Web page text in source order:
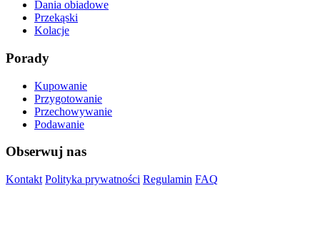
Dania obiadowe
Przekąski
Kolacje
Porady
Kupowanie
Przygotowanie
Przechowywanie
Podawanie
Obserwuj nas
Kontakt Polityka prywatności Regulamin FAQ